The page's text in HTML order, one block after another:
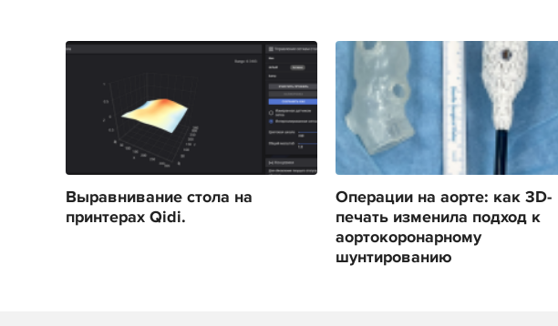
Выравнивание стола на
принтерах Qidi.
Операции на аорте: как 3D-
печать изменила подход к
аортокоронарному
шунтированию